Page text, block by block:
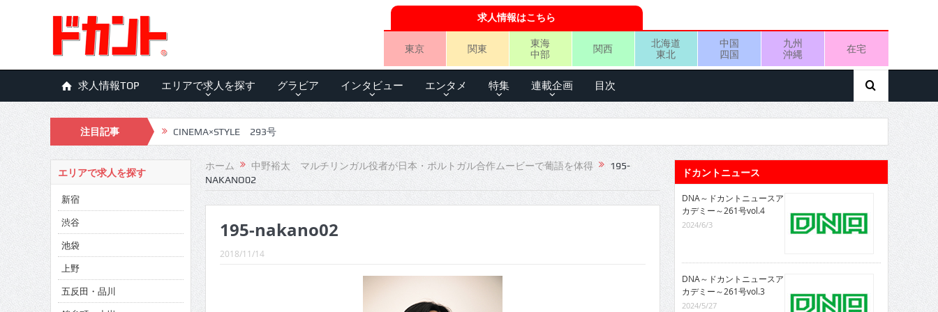
求人情報はこちら
東京 関東
東海
中部
関西
北海道
東北
中国
四国
九州
沖縄
在宅
求人情報TOP エリアで求人を探す グラビア インタビュー エンタメ 特集 連載企画 目次
注目記事 CINEMA×STYLE 293号
CINEMA×STYLE 292号
CINEMA×STYLE 291号
CINEMA×STYLE 290号
CINEMA×STYLE 289号
CINEMA×STYLE 288号
ホーム 中野裕太 マルチリンガル役者が日本・ポルトガル合作ムービーで葡語を体得
195-
NAKANO02
195-nakano02
2018/11/14
エリアで求人を探す
新宿
渋谷
池袋
上野
五反田・品川
ドカントニュース
DNA～ドカントニュースア
カデミー～261号vol.4
2024/6/3
DNA～ドカントニュースア
カデミー～261号vol.3
2024/5/27